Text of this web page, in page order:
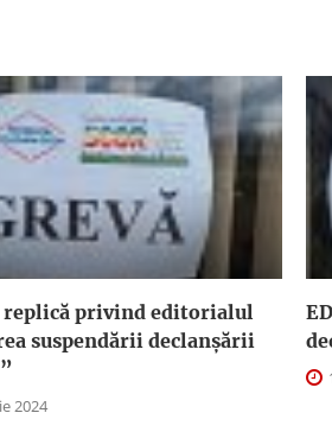
replică privind editorialul
suspendării declanşării
2024